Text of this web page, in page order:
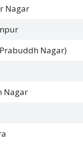
Nagar
Nagar)
Nagar